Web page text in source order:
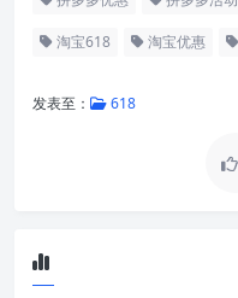
淘宝618 淘宝优惠
发表至： 618